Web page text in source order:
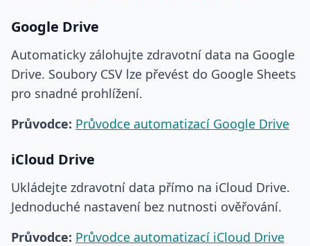
Google Drive
Automaticky zálohujte zdravotní data na Google
Drive. Soubory CSV lze převést do Google Sheets
pro snadné prohlížení.
Průvodce: Průvodce automatizací Google Drive
iCloud Drive
Ukládejte zdravotní data přímo na iCloud Drive.
Jednoduché nastavení bez nutnosti ověřování.
Průvodce: Průvodce automatizací iCloud Drive